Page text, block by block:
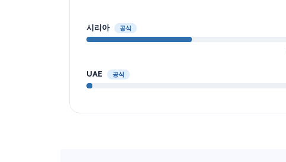
시리아 공식
UAE 공식